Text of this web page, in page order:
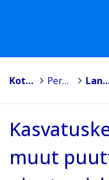
Kotka > Peruskoulut >
muut